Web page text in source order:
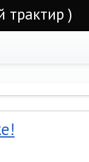
трактир )